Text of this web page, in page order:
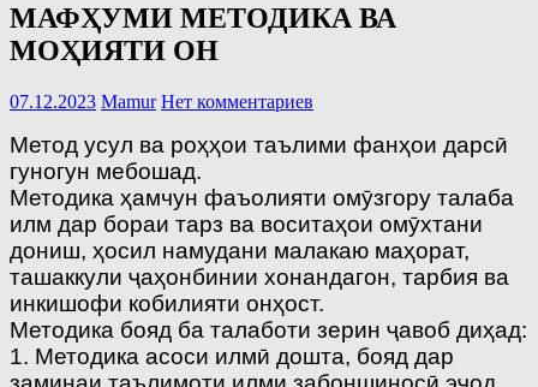
МАФҲУМИ МЕТОДИКА ВА
МОҲИЯТИ ОН
07.12.2023 Mamur Нет комментариев
Метод усул ва роҳҳои таълими фанҳои дарсӣ
гуногун мебошад.
Методика ҳамчун фаъолияти омӯзгору талаба
илм дар бораи тарз ва воситаҳои омӯхтани
дониш, ҳосил намудани малакаю маҳорат,
ташаккули ҷаҳонбинии хонандагон, тарбия ва
инкишофи кобилияти онҳост.
Методика бояд ба талаботи зерин ҷавоб диҳад:
1. Методика асоси илмӣ дошта, бояд дар